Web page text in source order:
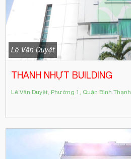
Lê Văn Duyệt
THANH NHỰT BUILDING
Lê Văn Duyệt, Phường 1, Quận Bình Thạnh